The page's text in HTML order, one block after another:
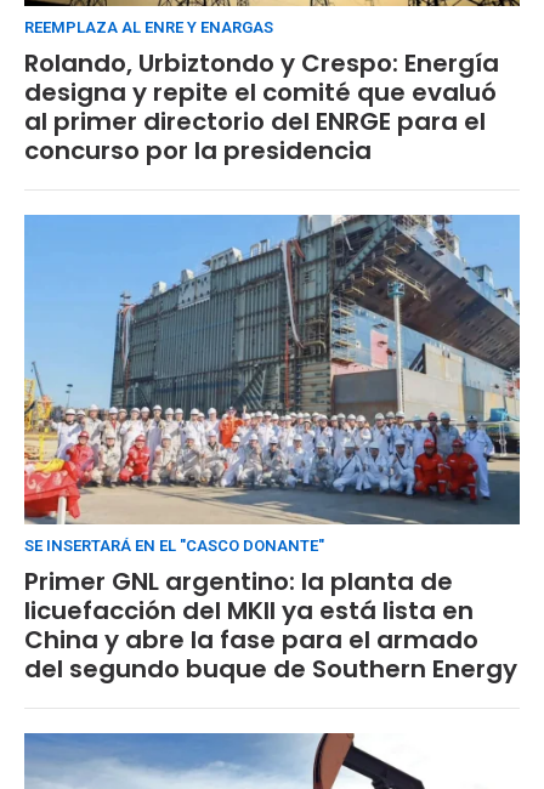
REEMPLAZA AL ENRE Y ENARGAS
Rolando, Urbiztondo y Crespo: Energía
designa y repite el comité que evaluó
al primer directorio del ENRGE para el
concurso por la presidencia
SE INSERTARÁ EN EL "CASCO DONANTE"
Primer GNL argentino: la planta de
licuefacción del MKII ya está lista en
China y abre la fase para el armado
del segundo buque de Southern Energy